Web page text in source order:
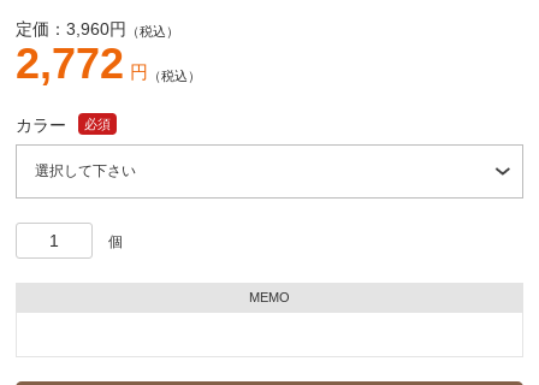
定価：3,960円 （税込）
2,772 円 （税込）
カラー 必須
個
MEMO